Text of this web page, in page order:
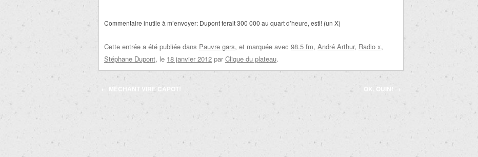
Commentaire inutile à m’envoyer: Dupont ferait 300 000 au quart d’heure, esti! (un X)
Cette entrée a été publiée dans Pauvre gars, et marquée avec 98.5 fm, André Arthur, Radio x,
Stéphane Dupont, le 18 janvier 2012 par Clique du plateau.
Navigation
articles
← MÉCHANT VIRE CAPOT! OK, OUIN! →